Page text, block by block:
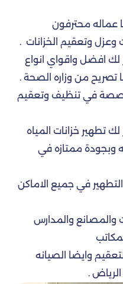
عماله محترفون
وتعقيم الخزانات .
لك افضل واقواي انواع
تصريح من وزاره الصحة .
في تنظيف وتعقيم
تطهير خزانات المياه
وبجودة ممتازه في
في جميع الاماكن
والمصانع والمدارس
وايضا الصيانه
.